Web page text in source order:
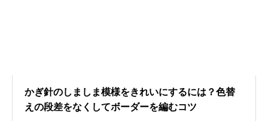
かぎ針のしましま模様をきれいにするには？色替
えの段差をなくしてボーダーを編むコツ